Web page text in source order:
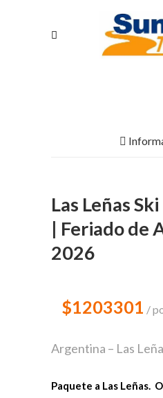
Las Leñas
| Feriado de
2026
$1203301
Argentina – Las
Paquete a Las Leñas.